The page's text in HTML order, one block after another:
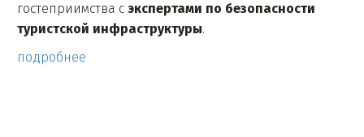
гостеприимства с экспертами по безопасности
туристской инфраструктуры.
подробнее